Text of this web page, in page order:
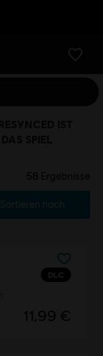
58 Ergebnisse
Sortieren nach
DLC
11,99 €